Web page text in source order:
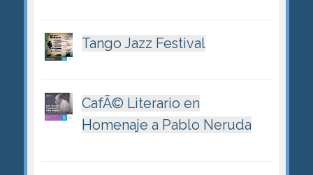
Tango Jazz Festival
CafÃ© Literario en
Homenaje a Pablo Neruda